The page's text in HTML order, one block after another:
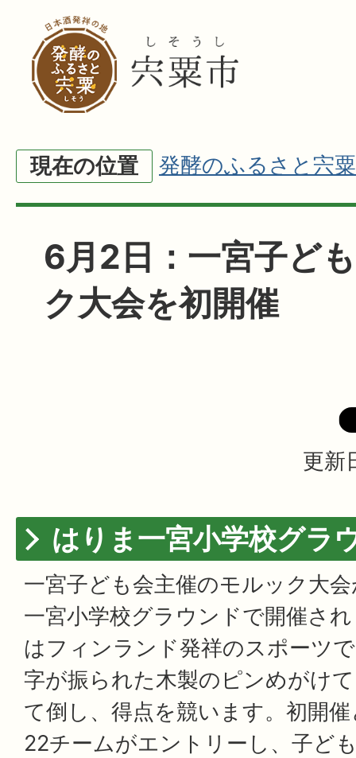
現在の位置 発酵のふるさと宍粟
6月2日：一宮子ど
ク大会を初開催
更新
はりま一宮小学校グラ
一宮子ども会主催のモルック大
一宮小学校グラウンドで開催さ
はフィンランド発祥のスポーツ
字が振られた木製のピンめがけ
て倒し、得点を競います。初開
22チームがエントリーし、子ど